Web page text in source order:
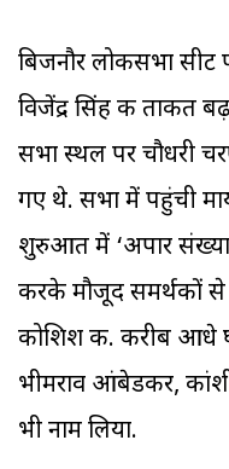
बिजनौर लोकसभा सीट
विजेंद्र सिंह की ताकत
सभा स्थल पर चौधरी
गए थे. सभा में पहुंची
शुरुआत में ‘अपार संख्या
करके मौजूद समर्थकों से
कोशिश की. करीब आधे
भीमराव आंबेडकर,
भी नाम लिया.